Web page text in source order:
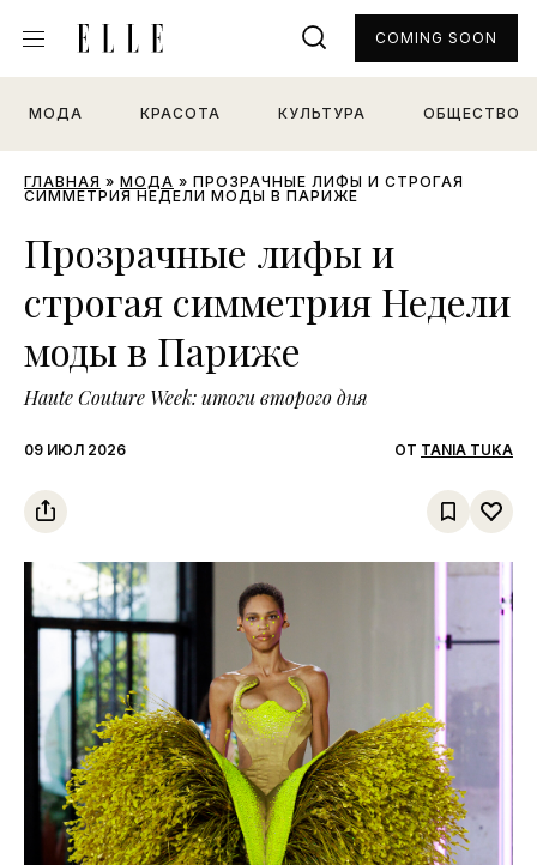
МОДА КРАСОТА КУЛЬТУРА ОБЩЕСТВО
COMING SOON
ГЛАВНАЯ » МОДА » ПРОЗРАЧНЫЕ ЛИФЫ И СТРОГАЯ
СИММЕТРИЯ НЕДЕЛИ МОДЫ В ПАРИЖЕ
Прозрачные лифы и
строгая симметрия Недели
моды в Париже
Haute Couture Week: итоги второго дня
09 ИЮЛ 2026 ОТ TANIA TUKA